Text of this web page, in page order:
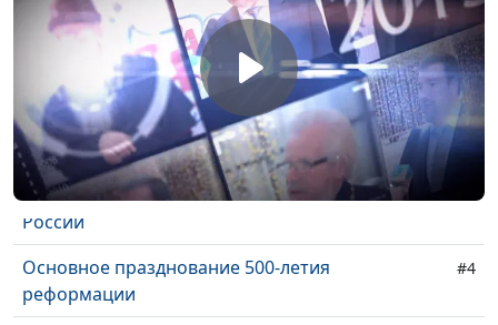
Презентация аудиоверсии Библии в
современном русском переводе
#8
Национальная Духовная Трапеза, 2021 #7
Межрелигиозный диалог. С молитвой о
России
Основное празднование 500-летия
реформации
#4